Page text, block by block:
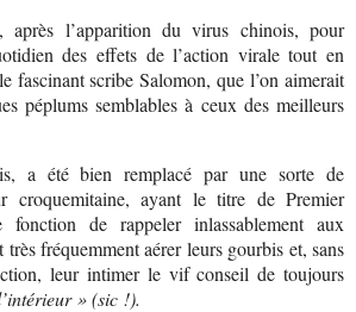
après l’apparition du virus chinois, pour
des effets de l’action virale tout en
fascinant scribe Salomon, que l’on aimerait
péplums semblables à ceux des meilleurs
a été bien remplacé par une sorte de
croquemitaine, ayant le titre de Premier
de rappeler inlassablement aux
fréquemment aérer leurs gourbis et, sans
leur intimer le vif conseil de toujours
» (sic !).